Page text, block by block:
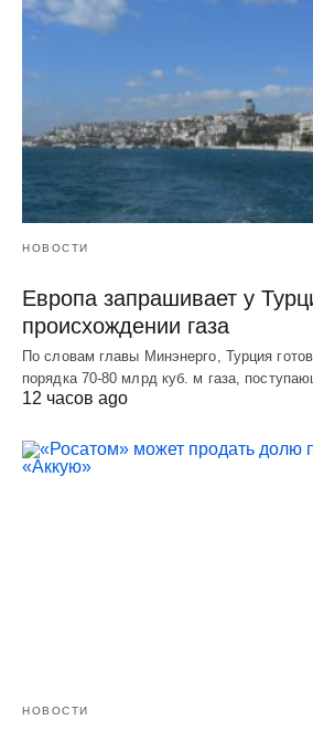
НОВОСТИ
Европа запрашивает у
происхождении газа
По словам главы Минэнерго, Турция
порядка 70-80 млрд куб. м газа,
12 часов ago
НОВОСТИ